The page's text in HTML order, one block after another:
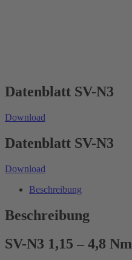
Datenblatt SV-N3
Download
Datenblatt SV-N3
Download
Beschreibung
Beschreibung
SV-N3 1,15 – 4,8 Nm